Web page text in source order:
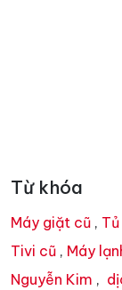
Từ khóa
Máy giặt cũ ,
Tivi cũ , Máy
Nguyễn Kim ,